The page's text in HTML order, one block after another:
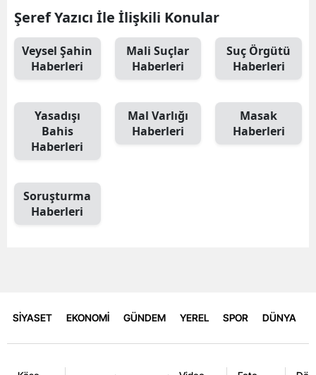
Şeref Yazıcı İle İlişkili Konular
Veysel Şahin
Haberleri
Mali Suçlar
Haberleri
Suç Örgütü
Haberleri
Yasadışı
Bahis
Haberleri
Mal Varlığı
Haberleri
Masak
Haberleri
Soruşturma
Haberleri
SİYASET EKONOMİ GÜNDEM YEREL SPOR DÜNYA